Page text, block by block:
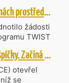
od
MPO posílí využití umělé inteligence ve firmách prostřednictvím 40 projektů z programu TWIST
žádosti
TWIST
4,27
čtyřicet
České firmy se opět utkají o titul exportní špičky. Začíná další ročník Ocenění Českých Exportérů
otevřel
se